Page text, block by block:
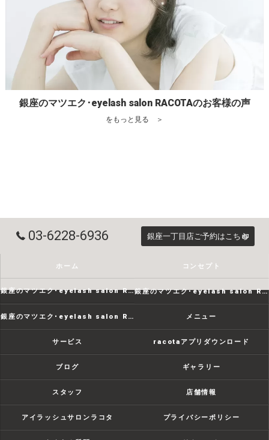
銀座のマツエク･eyelash salon RACOTAのお客様の声
をもっと見る ＞
03-6228-6936 銀座一丁目店ご予約はこちら
ホーム コンセプト
銀座のマツエク･eyelash salon RACOTAの口コミ情報 銀座のマツエク･eyelash salon RACOTAの評判
銀座のマツエク･eyelash salon RACOTAのお客様の声 メニュー
サービス racotaアプリダウンロード
ブログ ギャラリー
スタッフ 店舗情報
アイラッシュサロンラコタ プライバシーポリシー